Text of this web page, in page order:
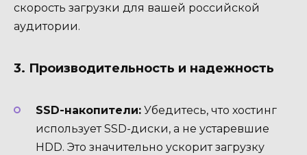
скорость загрузки для вашей российской
аудитории.
3. Производительность и надежность
SSD-накопители: Убедитесь, что хостинг
использует SSD-диски, а не устаревшие
HDD. Это значительно ускорит загрузку